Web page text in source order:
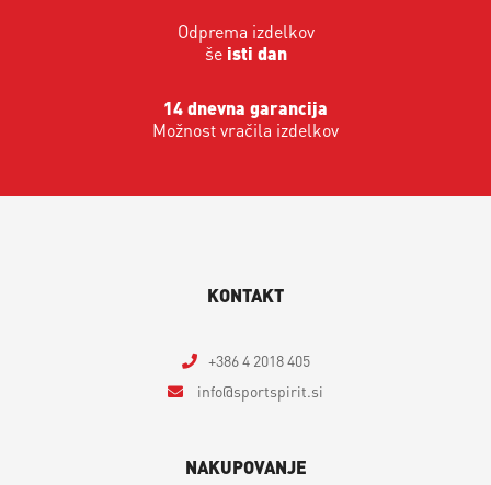
Odprema izdelkov
še isti dan
14 dnevna garancija
Možnost vračila izdelkov
KONTAKT
+386 4 2018 405
info
sportspirit.si
NAKUPOVANJE